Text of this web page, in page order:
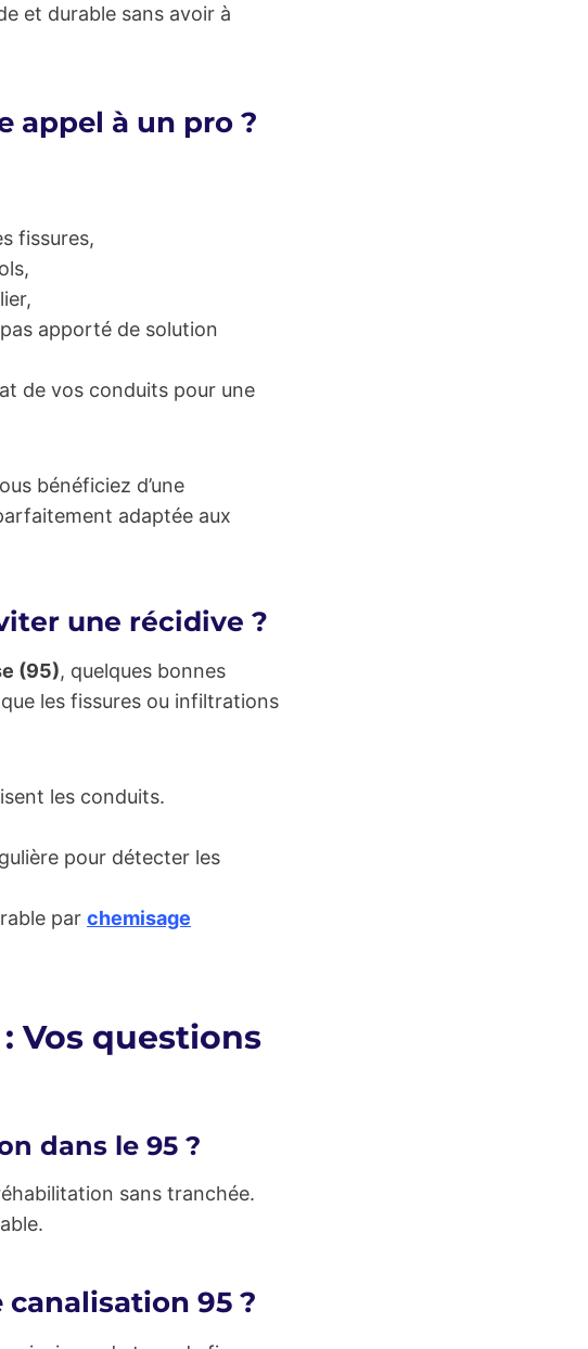
et durable sans avoir à
appel à un pro ?
fissures,
apporté de solution
de vos conduits pour une
bénéficiez d’une
adaptée aux
une récidive ?
(95), quelques bonnes
les fissures ou infiltrations
les conduits.
pour détecter les
par chemisage
Vos questions
dans le 95 ?
sans tranchée.
95 ?